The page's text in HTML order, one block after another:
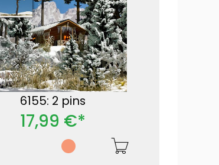
6155: 2 pins
17,99 €*